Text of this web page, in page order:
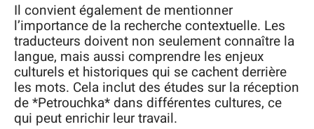
Il convient également de mentionner
l’importance de la recherche contextuelle. Les
traducteurs doivent non seulement connaître la
langue, mais aussi comprendre les enjeux
culturels et historiques qui se cachent derrière
les mots. Cela inclut des études sur la réception
de *Petrouchka* dans différentes cultures, ce
qui peut enrichir leur travail.